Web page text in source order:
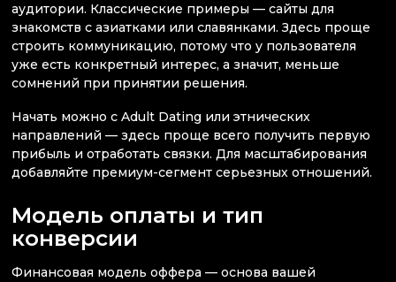
аудитории. Классические примеры — сайты для
знакомств с азиатками или славянками. Здесь проще
строить коммуникацию, потому что у пользователя
уже есть конкретный интерес, а значит, меньше
сомнений при принятии решения.
Начать можно с Adult Dating или этнических
направлений — здесь проще всего получить первую
прибыль и отработать связки. Для масштабирования
добавляйте премиум-сегмент серьезных отношений.
Модель оплаты и тип
конверсии
Финансовая модель оффера — основа вашей